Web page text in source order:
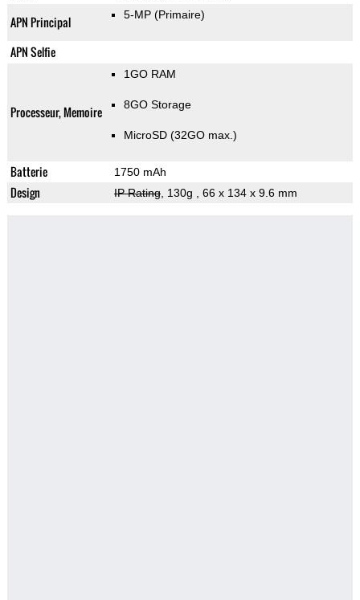
APN Principal 5-MP (Primaire)
APN Selfie
Processeur, Memoire
1GO RAM
8GO Storage
MicroSD (32GO max.)
Batterie 1750 mAh
Design IP Rating, 130g , 66 x 134 x 9.6 mm